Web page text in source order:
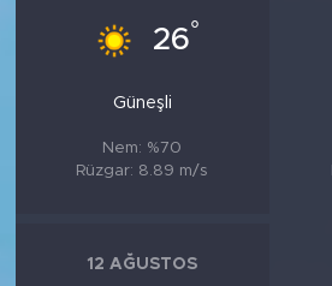
26°
Güneşli
Nem: %70
Rüzgar: 8.89 m/s
12 AĞUSTOS